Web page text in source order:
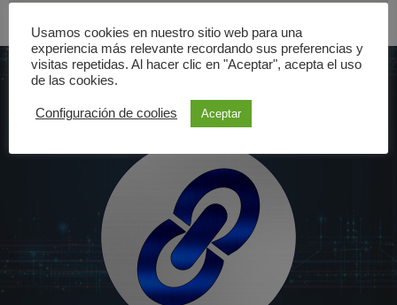
Usamos cookies en nuestro sitio web para una
experiencia más relevante recordando sus preferencias y
visitas repetidas. Al hacer clic en "Aceptar", acepta el uso
de las cookies.
Configuración de coolies Aceptar